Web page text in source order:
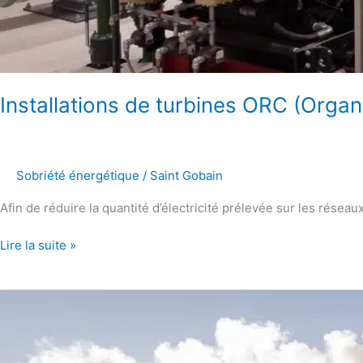
Installations de turbines ORC
Sobriété énergétique / Saint Gobain
Afin de réduire la quantité d’électricité prélevée sur les
Lire la suite »
énergétique